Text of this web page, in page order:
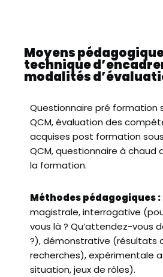
Moyens
technique
modalités
Questionnaire pré formation
QCM, évaluation des
acquises post formation
QCM, questionnaire à chaud
la formation.
Méthodes pédagogiques :
magistrale, interrogative
vous là ? Qu’attendez-vous
?), démonstrative (résultats
recherches), expérimentale
situation, jeux de rôles).